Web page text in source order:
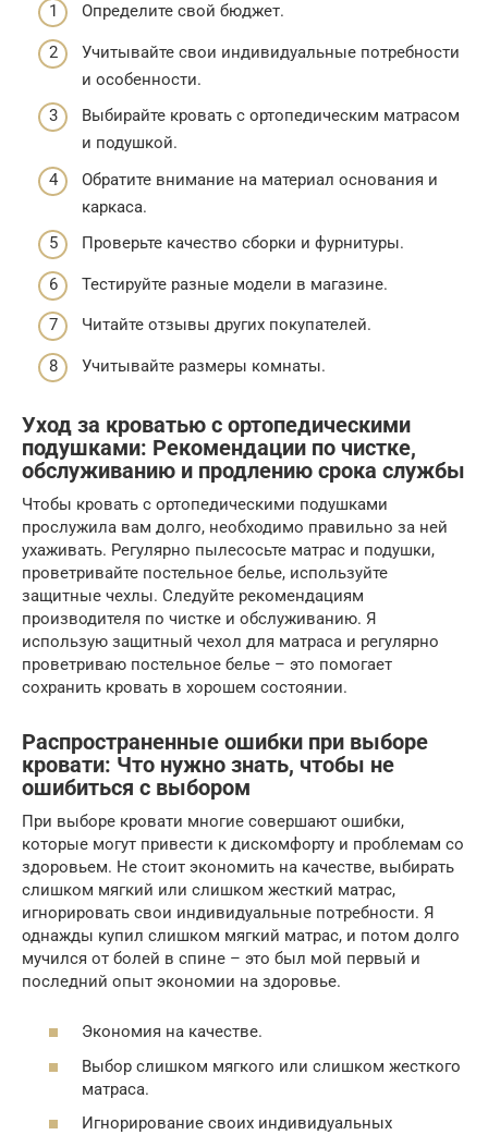
Определите свой бюджет.
Учитывайте свои индивидуальные потребности
и особенности.
Выбирайте кровать с ортопедическим матрасом
и подушкой.
Обратите внимание на материал основания и
каркаса.
Проверьте качество сборки и фурнитуры.
Тестируйте разные модели в магазине.
Читайте отзывы других покупателей.
Учитывайте размеры комнаты.
Уход за кроватью с ортопедическими
подушками: Рекомендации по чистке,
обслуживанию и продлению срока службы
Чтобы кровать с ортопедическими подушками
прослужила вам долго, необходимо правильно за ней
ухаживать. Регулярно пылесосьте матрас и подушки,
проветривайте постельное белье, используйте
защитные чехлы. Следуйте рекомендациям
производителя по чистке и обслуживанию. Я
использую защитный чехол для матраса и регулярно
проветриваю постельное белье – это помогает
сохранить кровать в хорошем состоянии.
Распространенные ошибки при выборе
кровати: Что нужно знать, чтобы не
ошибиться с выбором
При выборе кровати многие совершают ошибки,
которые могут привести к дискомфорту и проблемам со
здоровьем. Не стоит экономить на качестве, выбирать
слишком мягкий или слишком жесткий матрас,
игнорировать свои индивидуальные потребности. Я
однажды купил слишком мягкий матрас, и потом долго
мучился от болей в спине – это был мой первый и
последний опыт экономии на здоровье.
Экономия на качестве.
Выбор слишком мягкого или слишком жесткого
матраса.
Игнорирование своих индивидуальных